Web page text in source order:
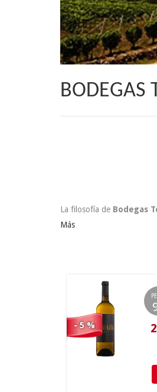
BODEGAS
La filosofía de Bodegas
Más
- 5 %